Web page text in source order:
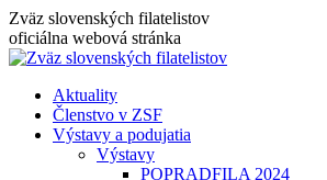
Skip
to
content
Zväz slovenských filatelistov
oficiálna webová stránka
Aktuality
Členstvo v ZSF
Výstavy a podujatia
Výstavy
POPRADFILA 2024